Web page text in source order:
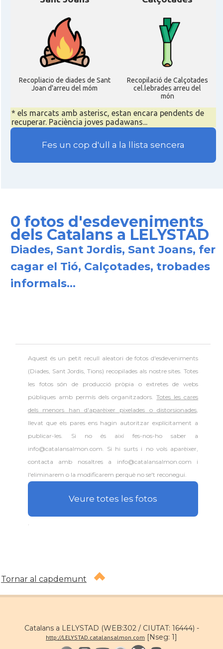
Recopliacio de diades de Sant
Joan d'arreu del móm
Recopilació de Calçotades
cel.lebrades arreu del
món
* els marcats amb asterisc, estan encara pendents de
recuperar. Paciència joves padawans...
Fes un cop d'ull a la llista sencera
0 fotos d'esdeveniments
dels Catalans a LELYSTAD
Diades, Sant Jordis, Sant Joans, fer
cagar el Tió, Calçotades, trobades
informals...
Aquest és un petit recull aleatori defotos d'esdeveniments
(Diades, Sant Jordis, Tions) recopilades als nostre sites. Totes
les fotos són de producció pròpia o extretes de webs
públiques amb permís dels organitzadors.Totes les cares
dels menors han d'aparèixer pixelades o distorsionades,
llevat que els pares ens hagin autoritzar explícitament a
publicar-les. Si no és així fes-nos-ho saber a
info@catalansalmon.com. Si hi surts i no vols aparèixer,
contacta amb nosaltres a info@catalansalmon.com i
l'eliminarem o la modificarem perquè no se't reconegui.
Veure totes les fotos
Tornar al capdemunt
Catalans a LELYSTAD (WEB:302 / CIUTAT: 16444) -
http://LELYSTAD.catalansalmon.com [Nseg: 1]